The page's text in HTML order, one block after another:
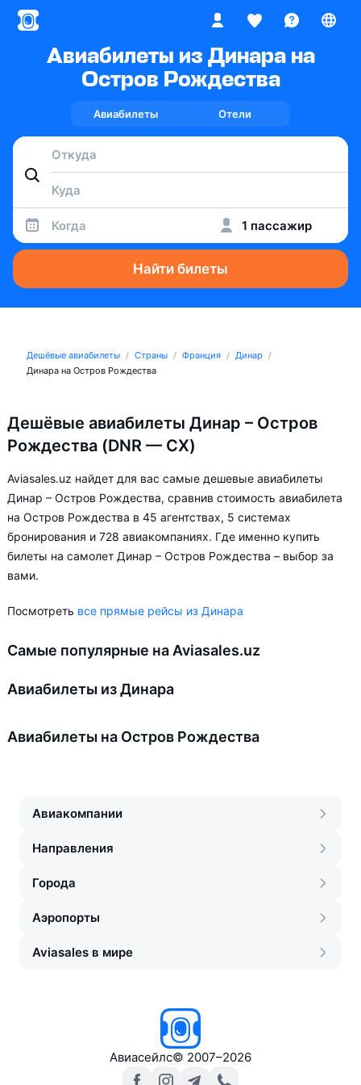
Авиабилеты из Динара на
Остров Рождества
Авиабилеты Отели
Когда 1 пассажир
Найти билеты
Дешёвые авиабилеты Страны Франция
Динар
Динара на Остров Рождества
Дешёвые авиабилеты Динар – Остров
Рождества (DNR — CX)
Aviasales.uz найдет для вас самые дешевые авиабилеты
Динар – Остров Рождества, сравнив стоимость авиабилета
на Остров Рождества в 45 агентствах, 5 системах
бронирования и 728 авиакомпаниях. Где именно купить
билеты на самолет Динар – Остров Рождества – выбор за
вами.
Посмотреть все прямые рейсы из Динара
Самые популярные на Aviasales.uz
Авиабилеты из Динара
Авиабилеты на Остров Рождества
Авиакомпании
Направления
Города
Аэропорты
Aviasales в мире
Авиасейлс© 2007–2026